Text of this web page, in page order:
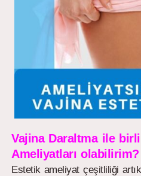
Vajina Daraltma ile
Ameliyatları olabilirim?
Estetik ameliyat çeşitliliği